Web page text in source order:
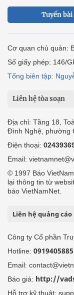
Tuyến bài
Cơ quan chủ quản:
Số giấy phép: 146/
Tổng biên tập:
Liên hệ tòa soạn
Địa chỉ: Tầng 18,
Đình Nghệ, phường
Điện thoại:
Email:
© 1997 Báo
lại thông tin từ
báo VietNamNet.
Liên hệ quảng cáo
Công ty Cổ phần
Hotline:
Email:
Báo giá: http://
Hỗ trợ kỹ thuật: